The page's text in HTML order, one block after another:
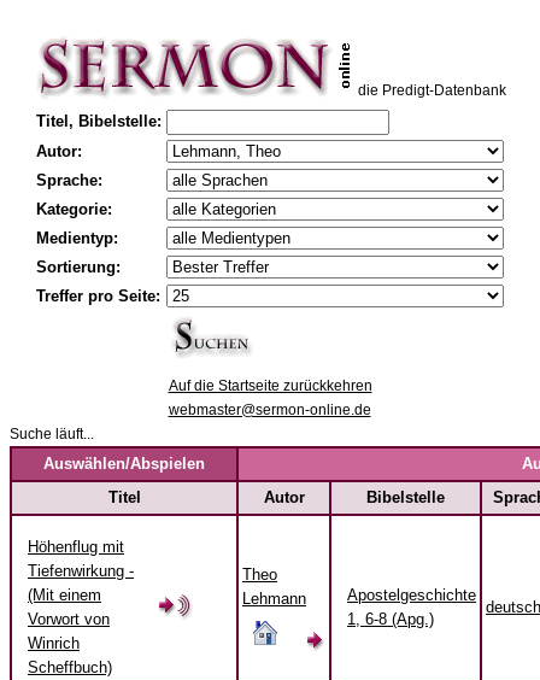
die Predigt-Datenbank
Titel, Bibelstelle:
Autor:
Sprache:
Kategorie:
Medientyp:
Sortierung:
Treffer pro Seite:
Auf die Startseite zurückkehren
webmaster@sermon-online.de
Suche läuft...
Auswählen/Abspielen
Titel
Autor Bibelstelle
Höhenflug mit
Tiefenwirkung -
(Mit einem
Vorwort von
Winrich
Scheffbuch)
Theo
Lehmann
Apostelgeschichte
1, 6-8 (Apg.)
deutsch